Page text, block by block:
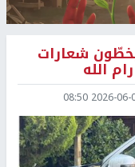
شعارات
الله
2026-06-02